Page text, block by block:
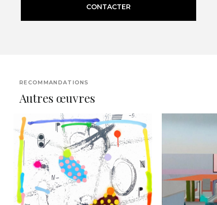
CONTACTER
RECOMMANDATIONS
Autres œuvres